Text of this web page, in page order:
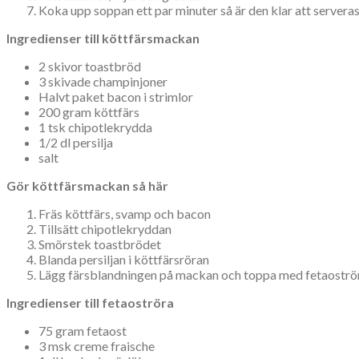
Koka upp soppan ett par minuter så är den klar att
Ingredienser till köttfärsmackan
2 skivor toastbröd
3 skivade champinjoner
Halvt paket bacon i strimlor
200 gram köttfärs
1 tsk chipotlekrydda
1/2 dl persilja
salt
Gör köttfärsmackan så här
Fräs köttfärs, svamp och bacon
Tillsätt chipotlekryddan
Smörstek toastbrödet
Blanda persiljan i köttfärsröran
Lägg färsblandningen på mackan och toppa med
Ingredienser till fetaoströra
75 gram fetaost
3 msk creme fraische